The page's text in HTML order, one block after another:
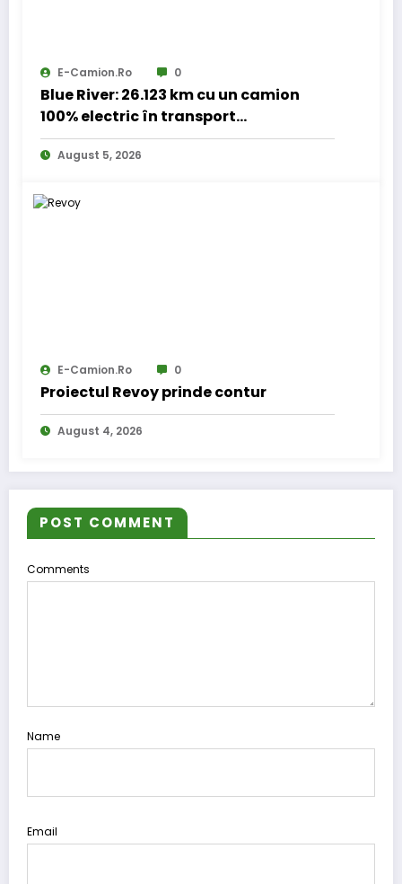
E-Camion.ro 0
Blue River: 26.123 km cu un camion
100% electric în transport
internațional
August 5, 2026
E-Camion.ro 0
Proiectul Revoy prinde contur
August 4, 2026
POST COMMENT
Comments
Name
Email